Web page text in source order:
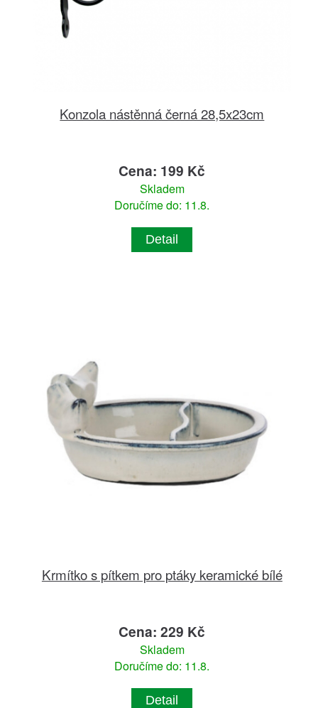
Konzola nástěnná černá 28,5x23cm
Cena: 199 Kč
Skladem
Doručíme do: 11.8.
Detail
Krmítko s pítkem pro ptáky keramické bílé
Cena: 229 Kč
Skladem
Doručíme do: 11.8.
Detail